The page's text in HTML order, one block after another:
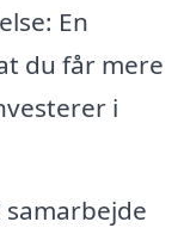
En
du får mere
i
samarbejde